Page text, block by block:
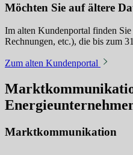
Möchten Sie auf ältere
Im alten Kundenportal finden
Rechnungen, etc.), die bis zum
Zum alten Kundenportal
Marktkommunikation